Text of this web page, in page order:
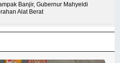
Banjir, Gubernur Mahyeldi
Alat Berat